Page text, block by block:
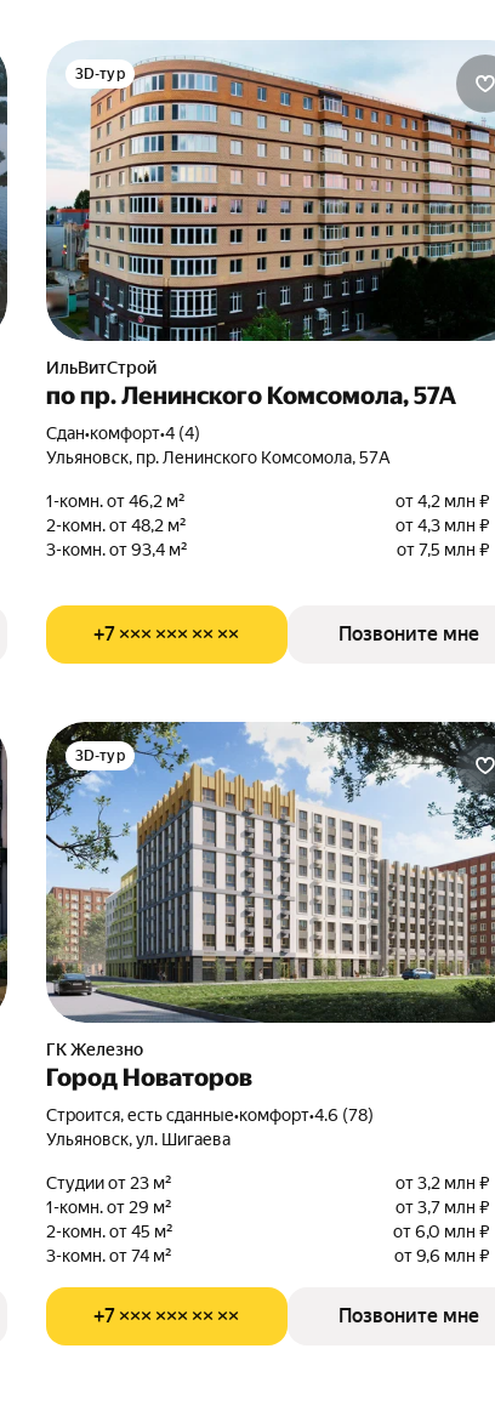
3D-тур
ИльВитСтрой
по пр. Ленинского Комсомола, 57А
Сдан•комфорт•4 (4)
Ульяновск, пр. Ленинского Комсомола, 57А
1-комн. от 46,2 м²
от 4,2 млн ₽
2-комн. от 48,2 м²
от 4,3 млн ₽
3-комн. от 93,4 м²
от 7,5 млн ₽
+7 ××× ××× ×× ×× Позвоните мне
3D-тур
ГК Железно
Город Новаторов
Строится, есть сданные•комфорт•4.6 (78)
Ульяновск, ул. Шигаева
Студии от 23 м²
от 3,2 млн ₽
1-комн. от 29 м²
от 3,7 млн ₽
2-комн. от 45 м²
от 6,0 млн ₽
3-комн. от 74 м²
от 9,6 млн ₽
+7 ××× ××× ×× ×× Позвоните мне